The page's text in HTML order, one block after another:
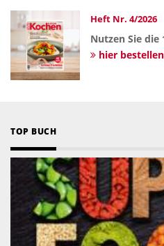
Heft Nr. 4/2026
Nutzen Sie die
hier
TOP BUCH